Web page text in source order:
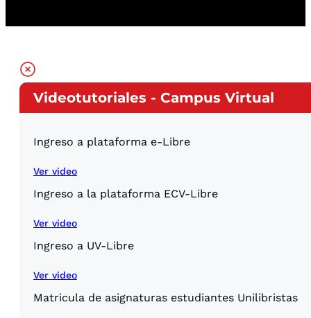
Videotutoriales - Campus Virtual
Ingreso a plataforma e-Libre
Ver video
Ingreso a la plataforma ECV-Libre
Ver video
Ingreso a UV-Libre
Ver video
Matricula de asignaturas estudiantes Unilibristas